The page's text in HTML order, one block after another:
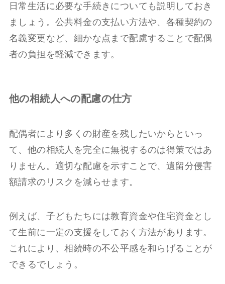
日常生活に必要な手続きについても説明しておき
ましょう。公共料金の支払い方法や、各種契約の
名義変更など、細かな点まで配慮することで配偶
者の負担を軽減できます。
他の相続人への配慮の仕方
配偶者により多くの財産を残したいからといっ
て、他の相続人を完全に無視するのは得策ではあ
りません。適切な配慮を示すことで、遺留分侵害
額請求のリスクを減らせます。
例えば、子どもたちには教育資金や住宅資金とし
て生前に一定の支援をしておく方法があります。
これにより、相続時の不公平感を和らげることが
できるでしょう。